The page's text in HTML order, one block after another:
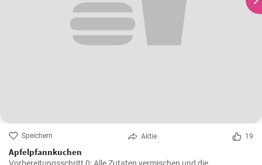
Speichern Aktie 19
Apfelpfannkuchen